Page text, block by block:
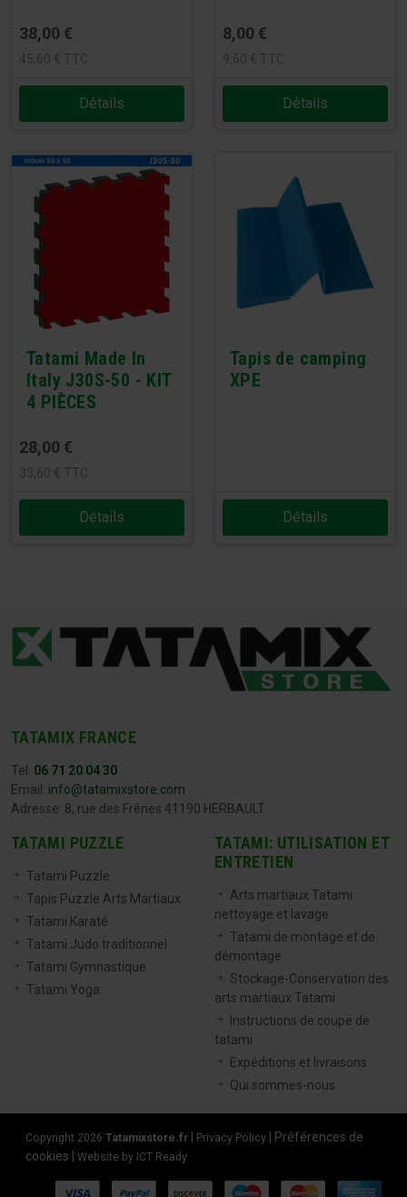
38,00 €
45,60 € TTC
Détails
8,00 €
9,60 € TTC
Détails
Tatami Made In
Italy J30S-50 - KIT
4 PIÈCES
28,00 €
33,60 € TTC
Détails
Tapis de camping
XPE
Détails
TATAMIX FRANCE
Tel: 06 71 20 04 30
Email: info@tatamixstore.com
Adresse: 8, rue des Frênes 41190 HERBAULT
TATAMI PUZZLE
Tatami Puzzle
Tapis Puzzle Arts Martiaux
Tatami Karaté
Tatami Judo traditionnel
Tatami Gymnastique
Tatami Yoga
TATAMI: UTILISATION ET
ENTRETIEN
Arts martiaux Tatami
nettoyage et lavage
Tatami de montage et de
démontage
Stockage-Conservation des
arts martiaux Tatami
Instructions de coupe de
tatami
Expéditions et livraisons
Qui sommes-nous
Copyright 2026 Tatamixstore.fr Privacy Policy
Préférences de
cookies
Website by ICT Ready